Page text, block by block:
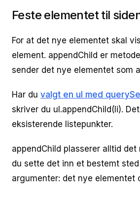
Feste elementet til
For at det nye elementet skal
element. appendChild er
sender det nye elementet som
Har du valgt en ul med
skriver du ul.appendChild(li).
eksisterende listepunkter.
appendChild plasserer alltid
du sette det inn et bestemt
argumenter: det nye elementet